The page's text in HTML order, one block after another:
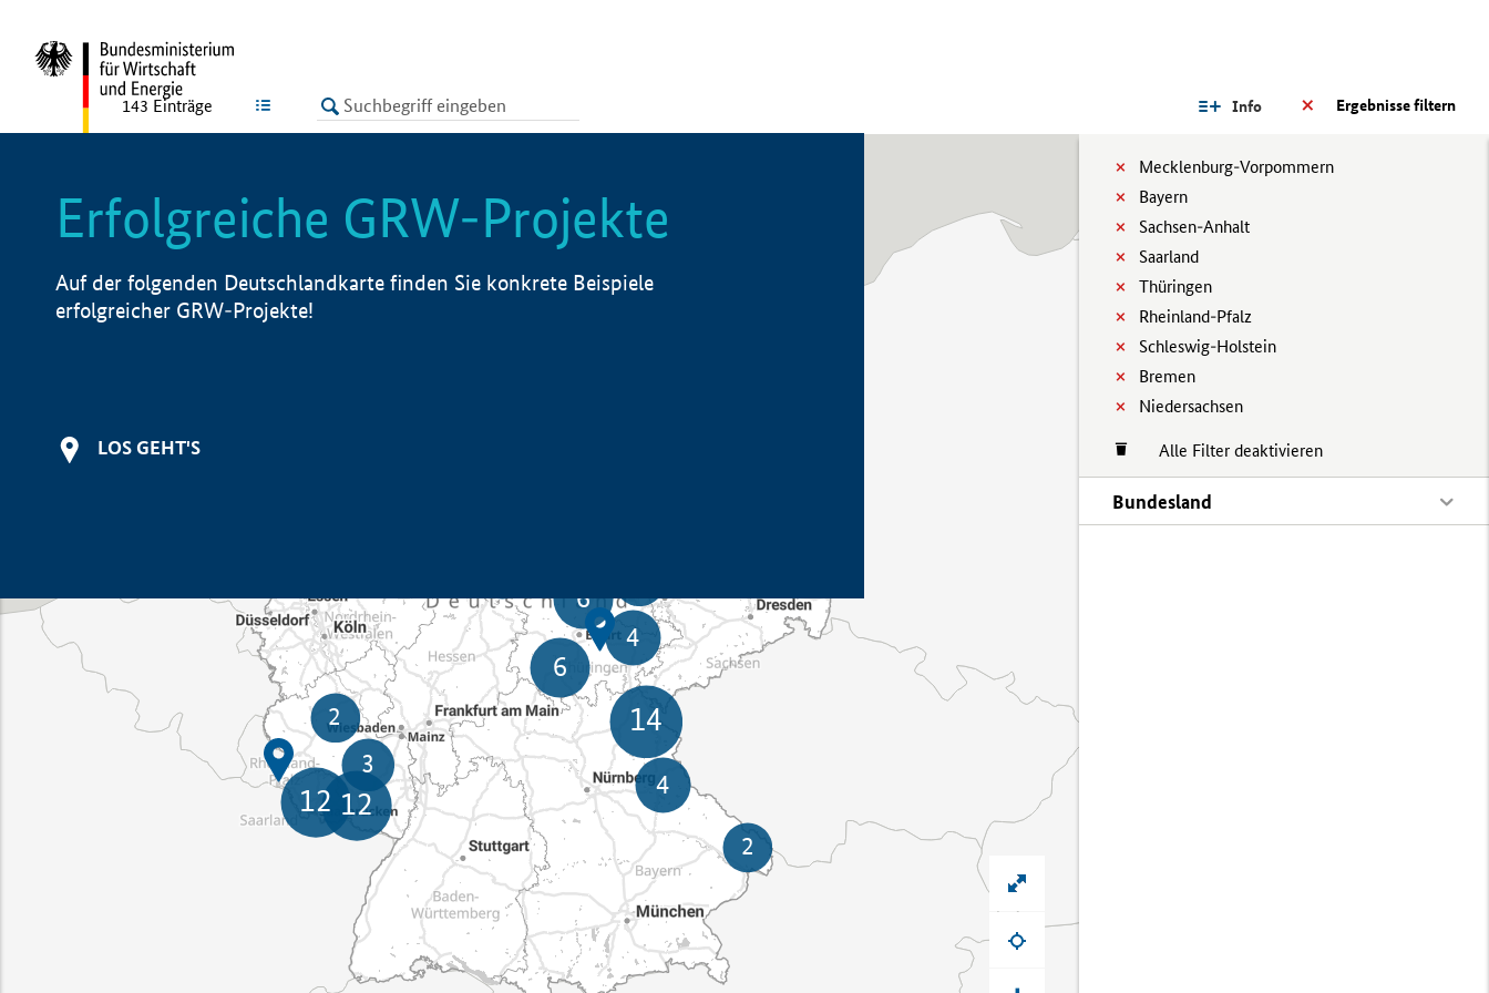
LISTE Ergebnisse filtern
Info
Mecklenburg-Vorpommern
Bayern
Sachsen-Anhalt
Saarland
Thüringen
Rheinland-Pfalz
Schleswig-Holstein
Bremen
Niedersachsen
Alle Filter deaktivieren
Bundesland
143 Einträge
Erfolgreiche GRW-Projekte
Auf der folgenden Deutschlandkarte finden Sie konkrete Beispiele
erfolgreicher GRW-Projekte!
LOS GEHT'S